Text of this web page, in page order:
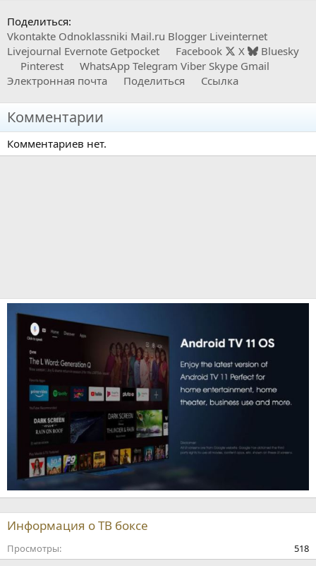
Поделиться:
Vkontakte Odnoklassniki Mail.ru Blogger Liveinternet
Livejournal Evernote Getpocket Facebook X
Bluesky
Pinterest
WhatsApp Telegram Viber Skype Gmail
Электронная почта
Поделиться Ссылка
Комментарии
Комментариев нет.
Информация о ТВ боксе
Просмотры 518